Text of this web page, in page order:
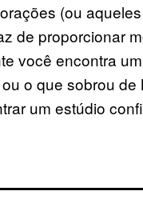
(ou
de proporcionar
você encontra
o que sobrou
um estúdio